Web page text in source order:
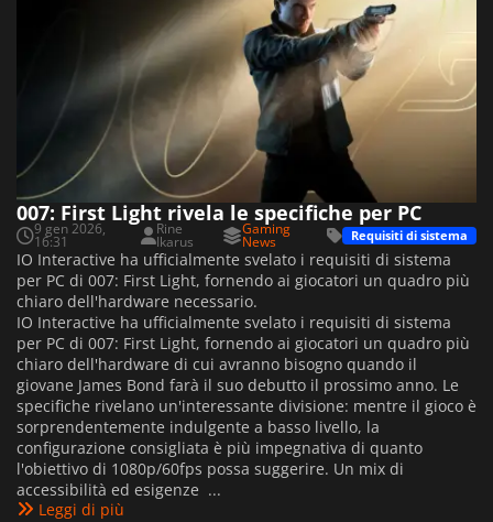
007: First Light rivela le specifiche per PC
9 gen 2026,
16:31
Rine
Ikarus
Gaming
News Requisiti di sistema
IO Interactive ha ufficialmente svelato i requisiti di sistema
per PC di 007: First Light, fornendo ai giocatori un quadro più
chiaro dell'hardware necessario.
IO Interactive ha ufficialmente svelato i requisiti di sistema
per PC di 007: First Light, fornendo ai giocatori un quadro più
chiaro dell'hardware di cui avranno bisogno quando il
giovane James Bond farà il suo debutto il prossimo anno. Le
specifiche rivelano un'interessante divisione: mentre il gioco è
sorprendentemente indulgente a basso livello, la
configurazione consigliata è più impegnativa di quanto
l'obiettivo di 1080p/60fps possa suggerire. Un mix di
accessibilità ed esigenze ...
Leggi di più